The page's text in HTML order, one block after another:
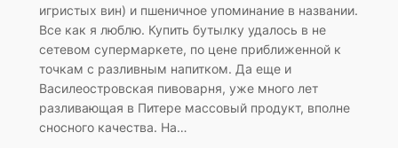
игристых вин) и пшеничное упоминание в названии.
Все как я люблю. Купить бутылку удалось в не
сетевом супермаркете, по цене приближенной к
точкам с разливным напитком. Да еще и
Василеостровская пивоварня, уже много лет
разливающая в Питере массовый продукт, вполне
сносного качества. На…